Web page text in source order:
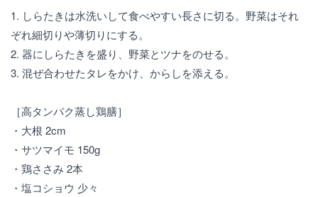
1. しらたきは水洗いして食べやすい長さに切る。野菜はそれ
ぞれ細切りや薄切りにする。
2. 器にしらたきを盛り、野菜とツナをのせる。
3. 混ぜ合わせたタレをかけ、からしを添える。
［高タンパク蒸し鶏膳］
・大根 2cm
・サツマイモ 150g
・鶏ささみ 2本
・塩コショウ 少々